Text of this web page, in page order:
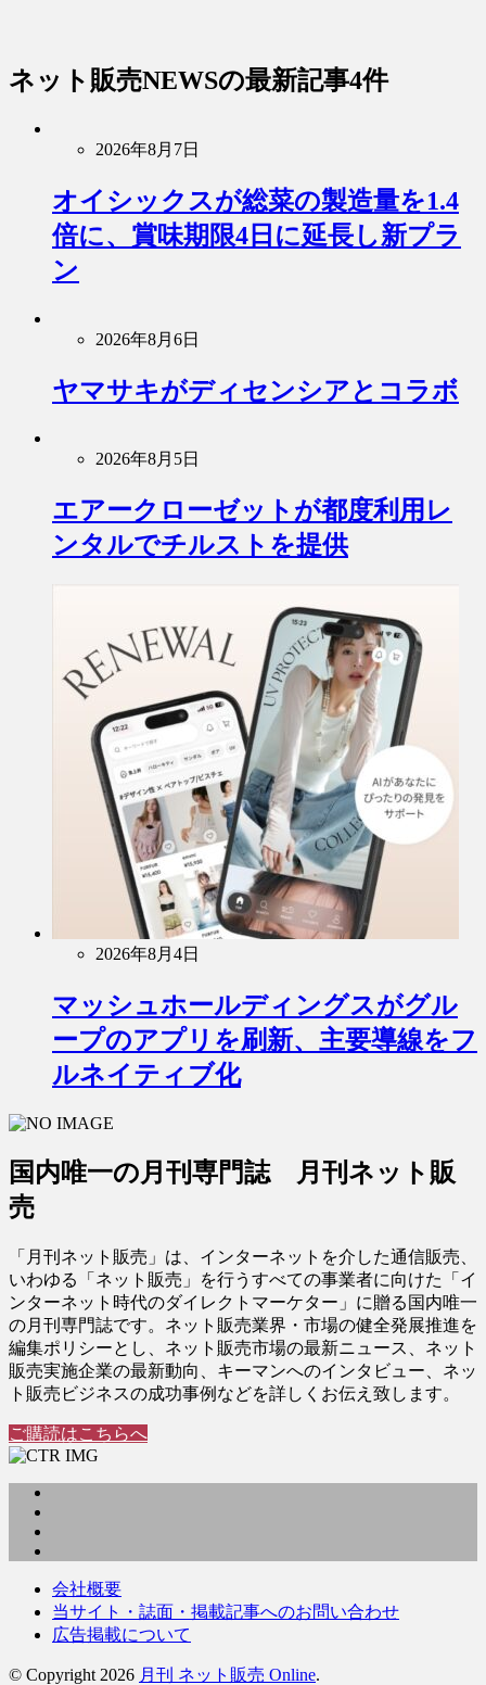
ネット販売NEWSの最新記事4件
2026年8月7日
オイシックスが総菜の製造量を1.4
倍に、賞味期限4日に延長し新プラ
ン
2026年8月6日
ヤマサキがディセンシアとコラボ
2026年8月5日
エアークローゼットが都度利用レ
ンタルでチルストを提供
2026年8月4日
マッシュホールディングスがグル
ープのアプリを刷新、主要導線をフ
ルネイティブ化
国内唯一の月刊専門誌 月刊ネット販
売
「月刊ネット販売」は、インターネットを介した通信販売、
いわゆる「ネット販売」を行うすべての事業者に向けた「イ
ンターネット時代のダイレクトマーケター」に贈る国内唯一
の月刊専門誌です。ネット販売業界・市場の健全発展推進を
編集ポリシーとし、ネット販売市場の最新ニュース、ネット
販売実施企業の最新動向、キーマンへのインタビュー、ネッ
ト販売ビジネスの成功事例などを詳しくお伝え致します。
ご購読はこちらへ
会社概要
当サイト・誌面・掲載記事へのお問い合わせ
広告掲載について
© Copyright 2026 月刊 ネット販売 Online.